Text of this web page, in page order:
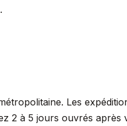
Les
2 à 5 jours ouvrés après